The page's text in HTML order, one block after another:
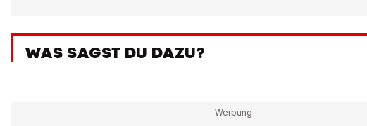
WAS SAGST DU DAZU?